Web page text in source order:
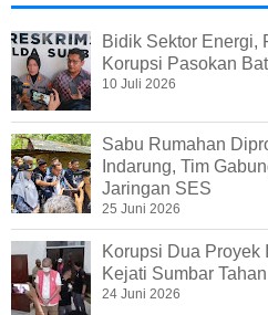
Bidik Sektor Energi,
Korupsi Pasokan
10 Juli 2026
Sabu Rumahan
Indarung, Tim
Jaringan SES
25 Juni 2026
Korupsi Dua Proyek
Kejati Sumbar
24 Juni 2026